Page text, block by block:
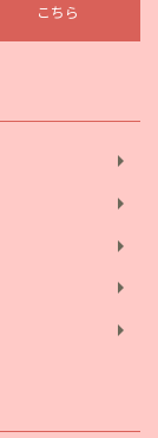
こちら
arrow_right
arrow_right
arrow_right
arrow_right
arrow_right